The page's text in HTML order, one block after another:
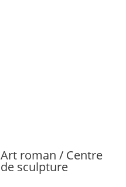
Art roman / Centre
de sculpture